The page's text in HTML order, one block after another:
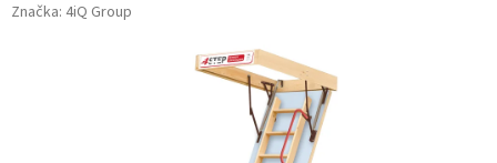
Značka: 4iQ Group